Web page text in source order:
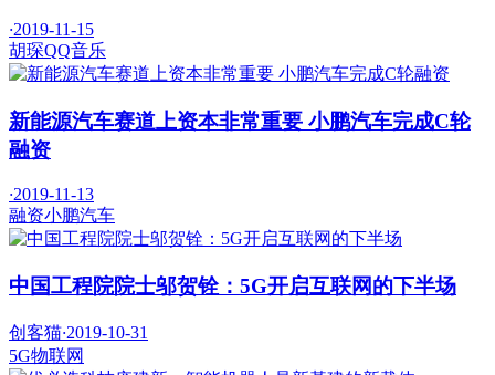
·2019-11-15
胡琛QQ音乐
新能源汽车赛道上资本非常重要 小鹏汽车完成C轮
融资
·2019-11-13
融资小鹏汽车
中国工程院院士邬贺铨：5G开启互联网的下半场
创客猫·2019-10-31
5G物联网